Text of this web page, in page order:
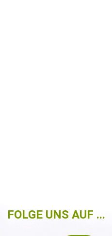
FOLGE UNS AUF ...